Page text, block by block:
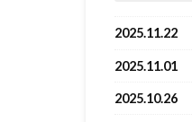
2025.11.22
2025.11.01
2025.10.26